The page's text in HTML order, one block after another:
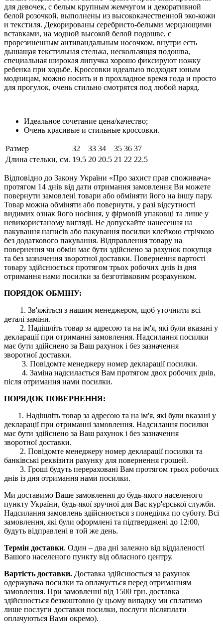
для девочек, с белым крупным жемчугом и декоративной
белой розочкой, выполнены из высококачественной эко-кожи
и текстиля. Декорированы серебристо-белыми мерцающими
вставками, на модной высокой белой подошве, с
прорезиненным антивандальным носочком, внутри есть
дышащая текстильная стелька, нескользящая подошва,
специальная широкая липучка хорошо фиксируют ножку
ребенка при ходьбе. Кроссовки идеально подходят юным
модницам, можно носить и в прохладное время года и просто
для прогулок, очень стильно смотрятся под любой наряд.
Идеальное сочетание цена/качество;
Очень красивые и стильные кроссовки.
Размер 32 33 34 35 36 37
Длина стельки, см. 19.5 20 20.5 21 22 22.5
Відповідно до Закону України «Про захист прав споживача»
протягом 14 днів від дати отримання замовлення Ви можете
повернути замовлені товари або обміняти його на іншу пару.
Товар можна обміняти або повернути, у разі відсутності
видимих ​​ознак його носіння, у фірмовій упаковці та лише у
невикористаному вигляді. Не допускайте нанесення на
пакування написів або пакування посилки клейкою стрічкою
без додаткового пакування. Відправлення товару на
повернення чи обмін має бути здійснено за рахунок покупця
та без зазначення зворотної доставки. Повернення вартості
товару здійснюється протягом трьох робочих днів із дня
отримання нами посилки за безготівковим розрахунком.
ПОРЯДОК ОБМІНУ:
1. Зв'яжіться з нашим менеджером, щоб уточнити всі
деталі заміни.
2. Надішліть товар за адресою та на ім'я, які були вказані у
декларації при отриманні замовлення. Надсилання посилки
має бути здійснено за Ваш рахунок і без зазначення
зворотної доставки.
3. Повідомте менеджеру номер декларації посилки.
4. Заміна надсилається Вам протягом двох робочих днів,
після отримання нами посилки.
ПОРЯДОК ПОВЕРНЕННЯ:
1. Надішліть товар за адресою та на ім'я, які були вказані у
декларації при отриманні замовлення. Надсилання посилки
має бути здійснено за Ваш рахунок і без зазначення
зворотної доставки.
2. Повідомте менеджеру номер декларації посилки та
банківські реквізити рахунку для повернення грошей.
3. Гроші будуть перераховані Вам протягом трьох робочих
днів із дня отримання нами посилки.
Ми доставимо Ваше замовлення до будь-якого населеного
пункту України, будь-якої зручної для Вас кур'єрської служби.
Надсилання замовлень здійснюється з понеділка по суботу. Всі
замовлення, які були оформлені та підтверджені до 12:00,
будуть відправлені в той же день.
Термін доставки. Один – два дні залежно від віддаленості
Вашого населеного пункту від обласного центру.
Вартість доставки. Доставка здійснюється за рахунок
одержувача посилки та оплачується перед отриманням
замовлення. При замовленні від 1500 грн. доставка
здійснюється безкоштовно (у цьому випадку ми сплатимо
лише послуги доставки посилки, послуги післяплати
оплачуються Вами окремо).